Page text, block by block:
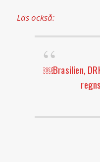
Läs också:
￼Brasilien,